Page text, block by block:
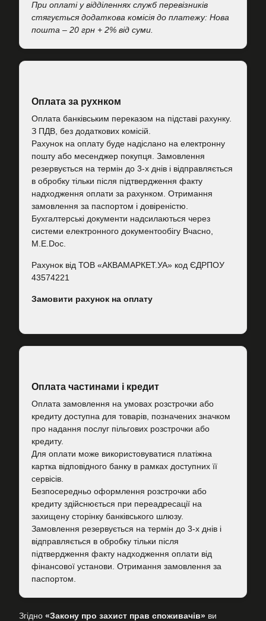
При оплаті у відділеннях служб перевізників
стягується додаткова комісія до платежу: Нова
пошта – 20 грн + 2% від суми.
Оплата за рухнком
Оплата банківським переказом на підставі рахунку.
З ПДВ, без додаткових комісій.
Рахунок на оплату буде надіслано на електронну
пошту або месенджер покупця. Замовлення
резервується на термін до 3-х днів і відправляється
в обробку тільки після підтвердження факту
надходження оплати за рахунком. Отримання
замовлення за паспортом і довіреністю.
Бухгалтерські документи надсилаються через
системи електронного документообігу Вчасно,
M.E.Doc.
Рахунок від ТОВ «АКВАМАРКЕТ.УА» код ЄДРПОУ
43574221
Замовити рахунок на оплату
Оплата частинами і кредит
Оплата замовлення на умовах розстрочки або
кредиту доступна для товарів, позначених значком
про надання послуг пільгових розстрочки або
кредиту.
Для оплати може використовуватися платіжна
картка відповідного банку в рамках доступних її
сервісів.
Безпосередньо оформлення розстрочки або
кредиту здійснюється при переадресації на
захищену сторінку банківського шлюзу.
Замовлення резервується на термін до 3-х днів і
відправляється в обробку тільки після
підтвердження факту надходження оплати від
фінансової установи. Отримання замовлення за
паспортом.
Згідно «Закону про захист прав споживачів» ви